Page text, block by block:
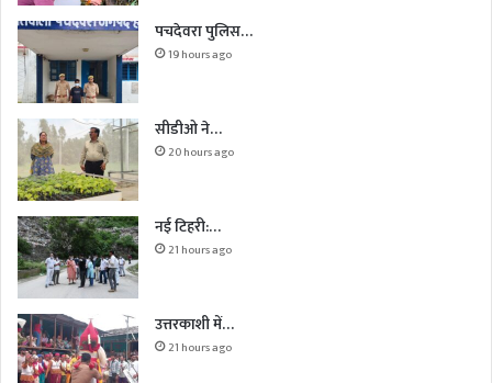
पचदेवरा पुलिस…
19 hours ago
सीडीओ ने…
20 hours ago
नई टिहरी:…
21 hours ago
उत्तरकाशी में…
21 hours ago